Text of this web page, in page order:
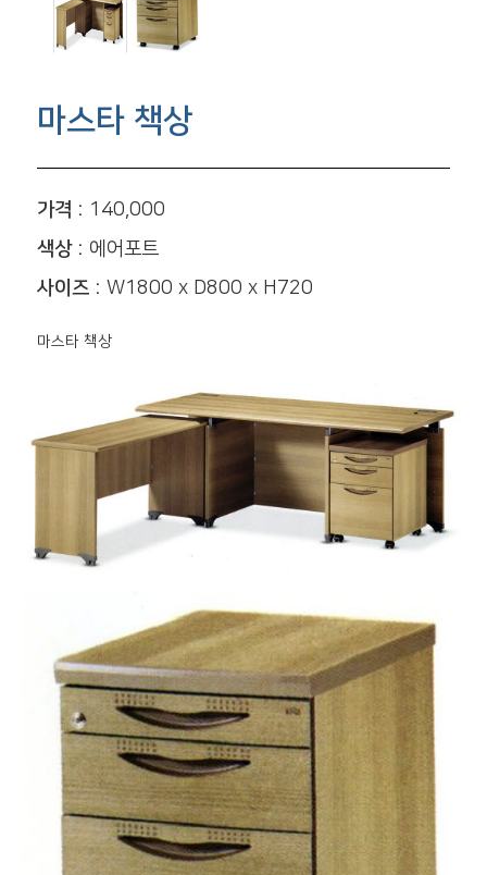
마스타 책상
가격 : 140,000
색상 : 에어포트
사이즈 : W1800 x D800 x H720
마스타 책상